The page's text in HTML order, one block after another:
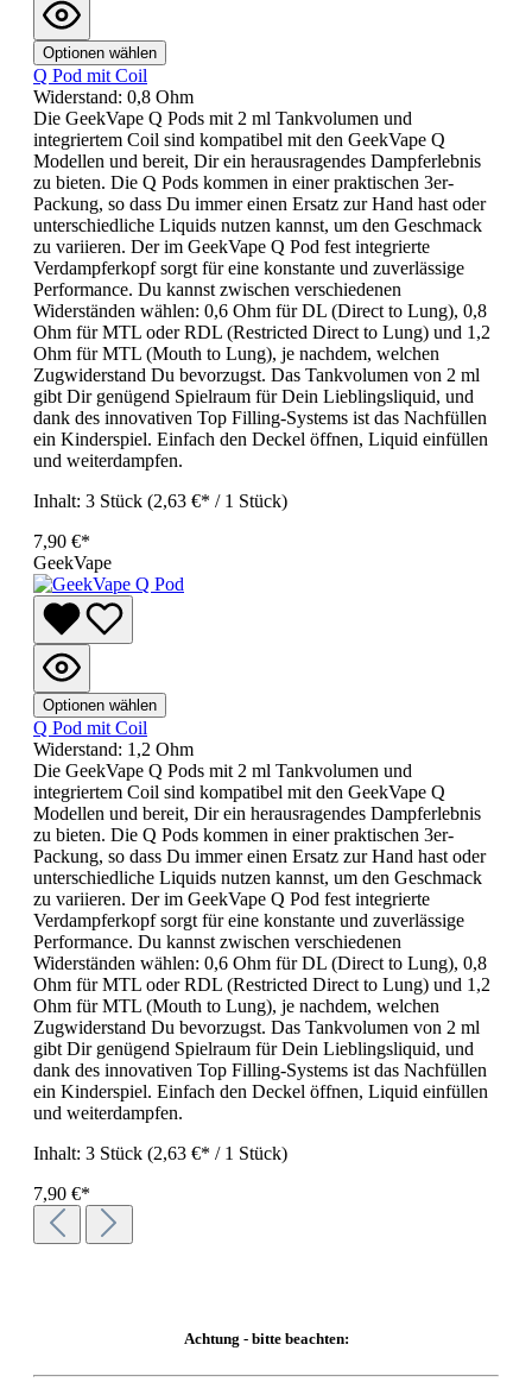
Optionen wählen
Q Pod mit Coil
Widerstand: 0,8 Ohm
Die GeekVape Q Pods mit 2 ml Tankvolumen und
integriertem Coil sind kompatibel mit den GeekVape Q
Modellen und bereit, Dir ein herausragendes Dampferlebnis
zu bieten. Die Q Pods kommen in einer praktischen 3er-
Packung, so dass Du immer einen Ersatz zur Hand hast oder
unterschiedliche Liquids nutzen kannst, um den Geschmack
zu variieren. Der im GeekVape Q Pod fest integrierte
Verdampferkopf sorgt für eine konstante und zuverlässige
Performance. Du kannst zwischen verschiedenen
Widerständen wählen: 0,6 Ohm für DL (Direct to Lung), 0,8
Ohm für MTL oder RDL (Restricted Direct to Lung) und 1,2
Ohm für MTL (Mouth to Lung), je nachdem, welchen
Zugwiderstand Du bevorzugst. Das Tankvolumen von 2 ml
gibt Dir genügend Spielraum für Dein Lieblingsliquid, und
dank des innovativen Top Filling-Systems ist das Nachfüllen
ein Kinderspiel. Einfach den Deckel öffnen, Liquid einfüllen
und weiterdampfen.
Inhalt: 3 Stück (2,63 €* / 1 Stück)
7,90 €*
GeekVape
Optionen wählen
Q Pod mit Coil
Widerstand: 1,2 Ohm
Die GeekVape Q Pods mit 2 ml Tankvolumen und
integriertem Coil sind kompatibel mit den GeekVape Q
Modellen und bereit, Dir ein herausragendes Dampferlebnis
zu bieten. Die Q Pods kommen in einer praktischen 3er-
Packung, so dass Du immer einen Ersatz zur Hand hast oder
unterschiedliche Liquids nutzen kannst, um den Geschmack
zu variieren. Der im GeekVape Q Pod fest integrierte
Verdampferkopf sorgt für eine konstante und zuverlässige
Performance. Du kannst zwischen verschiedenen
Widerständen wählen: 0,6 Ohm für DL (Direct to Lung), 0,8
Ohm für MTL oder RDL (Restricted Direct to Lung) und 1,2
Ohm für MTL (Mouth to Lung), je nachdem, welchen
Zugwiderstand Du bevorzugst. Das Tankvolumen von 2 ml
gibt Dir genügend Spielraum für Dein Lieblingsliquid, und
dank des innovativen Top Filling-Systems ist das Nachfüllen
ein Kinderspiel. Einfach den Deckel öffnen, Liquid einfüllen
und weiterdampfen.
Inhalt: 3 Stück (2,63 €* / 1 Stück)
7,90 €*
Achtung - bitte beachten: